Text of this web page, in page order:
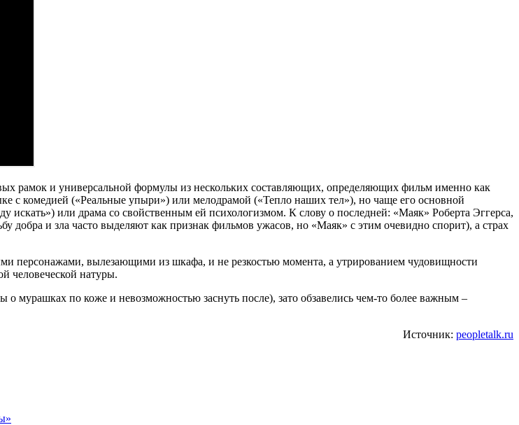
рамок и универсальной формулы из нескольких составляющих, определяющих фильм именно как
с комедией («Реальные упыри») или мелодрамой («Тепло наших тел»), но чаще его основной
искать») или драма со свойственным ей психологизмом. К слову о последней: «Маяк» Роберта Эггерса,
добра и зла часто выделяют как признак фильмов ужасов, но «Маяк» с этим очевидно спорит), а страх
персонажами, вылезающими из шкафа, и не резкостью момента, а утрированием чудовищности
человеческой натуры.
по коже и невозможностью заснуть после), зато обзавелись чем-то более важным –
Источник: peopletalk.ru